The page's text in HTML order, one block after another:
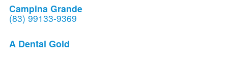
Campina Grande
(83) 99133-9369
A Dental Gold